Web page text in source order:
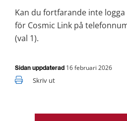
Kan du fortfarande inte
för Cosmic Link på
(val 1).
Sidan uppdaterad 16 februari 2026
Skriv ut